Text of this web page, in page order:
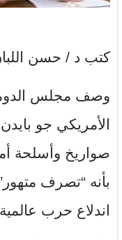
كتب د / حسن
وصف مجلس
الأمريكي جو
صواريخ وأسلحة
بأنه “تصرف
اندلاع حرب عالمية